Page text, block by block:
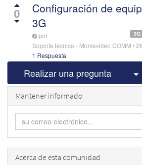
0
Configuración de
3G
3G
por
Soporte técnico - Montevideo COMM •
1 Respuesta
Realizar una pregunta
Mantener informado
Acerca de esta comunidad